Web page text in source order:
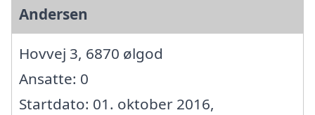
Andersen
Hovvej 3, 6870 ølgod
Ansatte: 0
Startdato: 01. oktober 2016,